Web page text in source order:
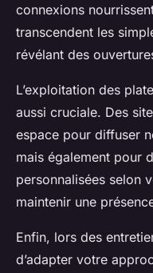
connexions
transcendent les
révélant des
L’exploitation des
aussi cruciale. Des
espace pour diffuser
mais également pour
personnalisées selon
maintenir une
Enfin, lors des
d’adapter votre